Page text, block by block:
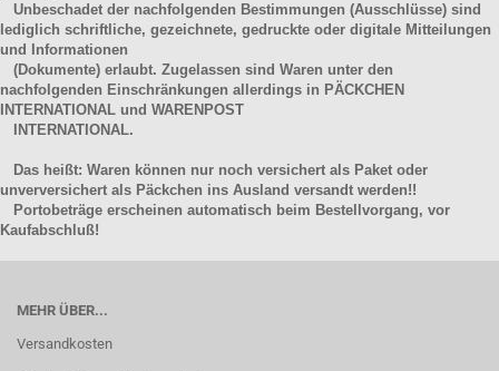
Unbeschadet der nachfolgenden Bestimmungen (Ausschlüsse) sind
lediglich schriftliche, gezeichnete, gedruckte oder digitale Mitteilungen
und Informationen
(Dokumente) erlaubt. Zugelassen sind Waren unter den
nachfolgenden Einschränkungen allerdings in PÄCKCHEN
INTERNATIONAL und WARENPOST
INTERNATIONAL.
Das heißt: Waren können nur noch versichert als Paket oder
unverversichert als Päckchen ins Ausland versandt werden!!
Portobeträge erscheinen automatisch beim Bestellvorgang, vor
Kaufabschluß!
MEHR ÜBER...
Versandkosten